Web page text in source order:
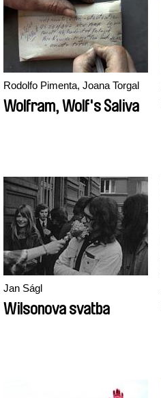
Rodolfo Pimenta, Joana Torgal
Wolfram, Wolf's Saliva
Jan Ságl
Wilsonova svatba